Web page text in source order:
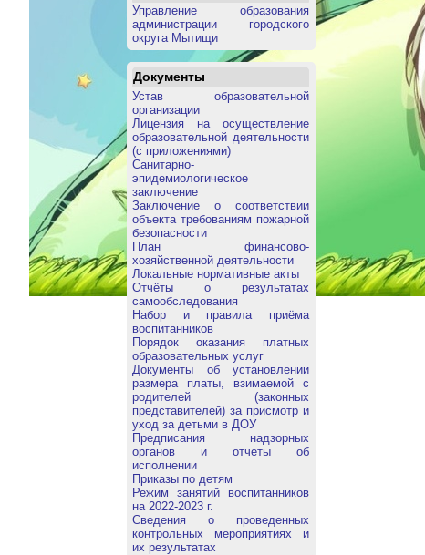
Управление образования
администрации городского
округа Мытищи
Документы
Устав образовательной
организации
Лицензия на осуществление
образовательной деятельности
(с приложениями)
Санитарно-
эпидемиологическое
заключение
Заключение о соответствии
объекта требованиям пожарной
безопасности
План финансово-
хозяйственной деятельности
Локальные нормативные акты
Отчёты о результатах
самообследования
Набор и правила приёма
воспитанников
Порядок оказания платных
образовательных услуг
Документы об установлении
размера платы, взимаемой с
родителей (законных
представителей) за присмотр и
уход за детьми в ДОУ
Предписания надзорных
органов и отчеты об
исполнении
Приказы по детям
Режим занятий воспитанников
на 2022-2023 г.
Сведения о проведенных
контрольных мероприятиях и
их результатах